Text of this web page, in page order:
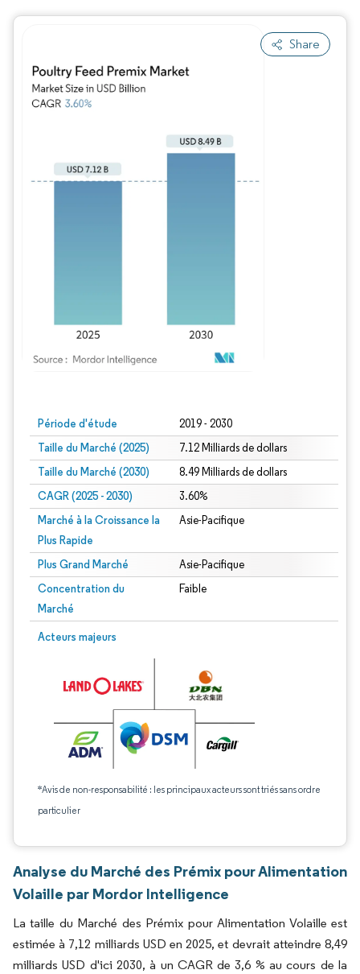
Share
Période d'étude 2019 - 2030
Taille du Marché (2025) 7.12 Milliards de dollars
Taille du Marché (2030) 8.49 Milliards de dollars
CAGR (2025 - 2030) 3.60%
Marché à la Croissance la
Plus Rapide
Asie-Pacifique
Plus Grand Marché Asie-Pacifique
Concentration du
Marché
Faible
Acteurs majeurs
*Avis de non-responsabilité : les principaux acteurs sont triés sans ordre
particulier
Analyse du Marché des Prémix pour Alimentation
Volaille par Mordor Intelligence
La taille du Marché des Prémix pour Alimentation Volaille est
estimée à 7,12 milliards USD en 2025, et devrait atteindre 8,49
milliards USD d'ici 2030, à un CAGR de 3,6 % au cours de la